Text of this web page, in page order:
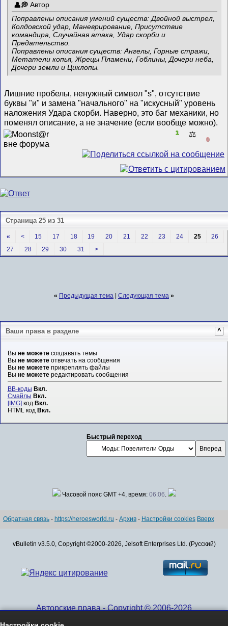
Автор
Поправлены описания умений существ: Двойной выстрел,
Колдовской удар, Маневрирование, Присутствие
командира, Случайная атака, Удар скорби и
Предательство.
Поправлены описания существ: Ангелы, Горные стражи,
Метатели копья, Жрецы Пламени, Гоблины, Дочери неба,
Дочери земли и Циклопы.
Лишние пробелы, ненужный символ "s", отсутствие
буквы "и" и замена "начального" на "искусный" уровень
наложения Удара скорби. Наверно, это баг механики, но
поменял описание, а не значение (если вообще можно).
1 ⚖️
0
Страница 25 из 31
« < 15 17 18 19 20 21 22 23 24 25
26
27
28 29 30 31 >
« Предыдущая тема | Следующая тема »
Ваши права в разделе ^
Вы не можетесоздавать темы
Вы не можетеотвечать на сообщения
Вы не можетеприкреплять файлы
Вы не можетередактировать сообщения
BB-коды Вкл.
Смайлы Вкл.
[IMG] код Вкл.
HTML код Вкл.
Быстрый переход
Часовой пояс GMT +4, время: 06:06
Обратная связь - https://heroesworld.ru - Архив - Настройки cookies Вверх
vBulletin v3.5.0, Copyright ©2000-2026, Jelsoft Enterprises Ltd. (Русский)
Авторские права - Copyright © 2006-2026